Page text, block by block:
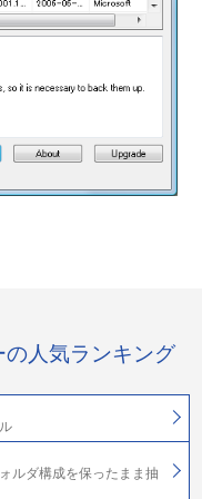
の人気ランキング
ルダ構成を保ったまま抽